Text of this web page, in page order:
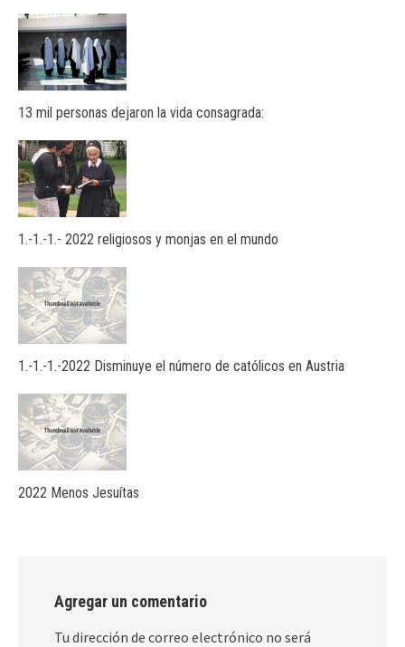
13 mil personas dejaron la vida consagrada:
1.-1.-1.- 2022 religiosos y monjas en el mundo
1.-1.-1.-2022 Disminuye el número de católicos en Austria
2022 Menos Jesuítas
Agregar un comentario
Tu dirección de correo electrónico no será